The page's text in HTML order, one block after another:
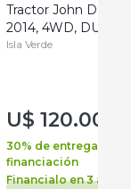
Tractor John Deere
2014, 4WD, DUAL
Isla Verde
U$ 120.000
30% de entrega +
financiación
Financialo en 3 años